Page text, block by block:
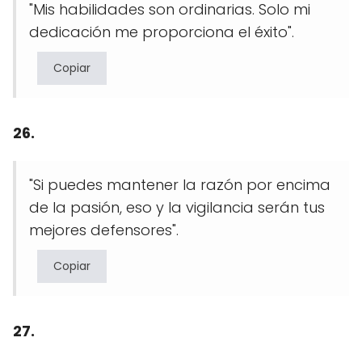
"Mis habilidades son ordinarias. Solo mi
dedicación me proporciona el éxito".
Copiar
26.
"Si puedes mantener la razón por encima
de la pasión, eso y la vigilancia serán tus
mejores defensores".
Copiar
27.